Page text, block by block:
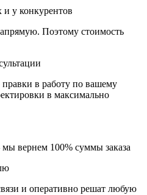
у конкурентов
Поэтому стоимость
в работу по вашему
в максимально
мы вернем 100% суммы заказа
и оперативно решат любую